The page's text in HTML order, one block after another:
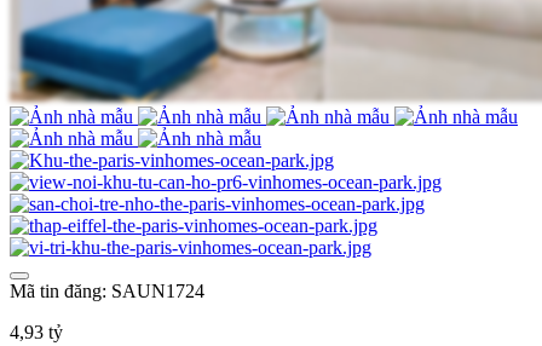
Mã tin đăng: SAUN1724
4,93 tỷ